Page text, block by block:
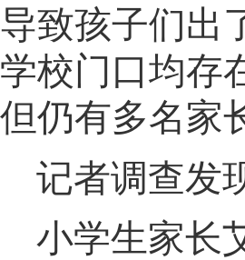
导致孩子们出
学校门口均存
但仍有多名家
记者调查发
小学生家长